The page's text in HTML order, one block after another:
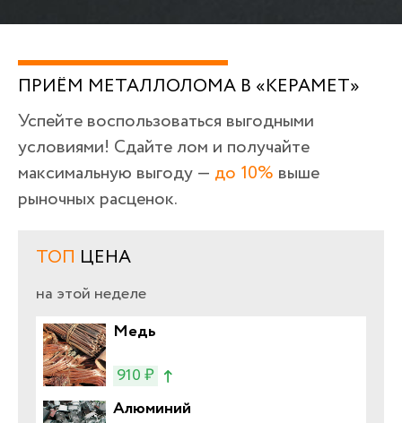
ПРИЁМ МЕТАЛЛОЛОМА В «КЕРАМЕТ»
Успейте воспользоваться выгодными
условиями! Сдайте лом и получайте
максимальную выгоду — до 10% выше
рыночных расценок.
ТОП ЦЕНА
на этой неделе
Медь
910 ₽
Алюминий